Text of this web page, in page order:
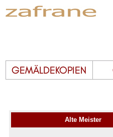
Alte Meister